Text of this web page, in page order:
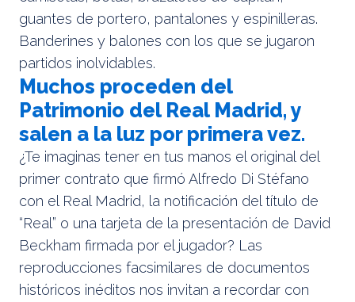
guantes de portero, pantalones y espinilleras.
Banderines y balones con los que se jugaron
partidos inolvidables.
Muchos proceden del
Patrimonio del Real Madrid, y
salen a la luz por primera vez.
¿Te imaginas tener en tus manos el original del
primer contrato que firmó Alfredo Di Stéfano
con el Real Madrid, la notificación del título de
“Real” o una tarjeta de la presentación de David
Beckham firmada por el jugador? Las
reproducciones facsimilares de documentos
históricos inéditos nos invitan a recordar con